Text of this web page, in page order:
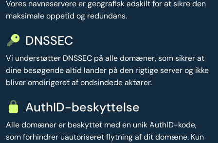
Vores navneservere er geografisk adskilt for at sikre den
maksimale oppetid og redundans.
DNSSEC
Vi understøtter DNSSEC på alle domæner, som sikrer at
dine besøgende altid lander på den rigtige server og ikke
bliver omdirigeret af ondsindede aktører.
AuthID-beskyttelse
Alle domæner er beskyttet med en unik AuthID-kode,
som forhindrer uautoriseret flytning af dit domæne. Kun